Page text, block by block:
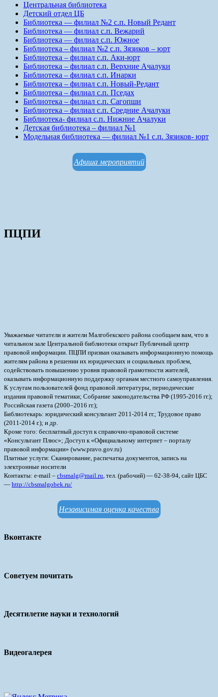
Центральная библиотека
Детский отдел ЦБ
Библиотека — филиал №2 с.п. Новый Редант
Библиотека — филиал с.п. Вежарий
Библиотека — филиал с.п. Южное
Библиотека – филиал №2 с.п. Зязиков – юрт
Библиотека – филиал с.п. Аки-юрт
Библиотека – филиал с.п. Верхние Ачалуки
Библиотека – филиал с.п. Инарки
Библиотека – филиал с.п. Новый-Редант
Библиотека – филиал с.п. Пседах
Библиотека – филиал с.п. Сагопши
Библиотека – филиал с.п. Средние Ачалуки
Библиотека- филиал с.п. Нижние Ачалуки
Детская библиотека – филиал №1
Модельная библиотека — филиал №1 с.п. Зязиков- юрт
Афиша мероприятий
ПЦПИ
Уважаемые читатели и жители Малгобекского района сообщаем вам, что в
читальном зале Центральной библиотеки открыт Публичный центр
правовой информации. ПЦПИ призван оказывать информационную помощь
жителям района в решении их юридических и социальных проблем,
содействовать повышению уровня правовой грамотности жителей,
оказывать информационную поддержку органам местного самоуправления.
К услугам пользователей фонд правовой литературы, периодические
издания правовой тематики; Собрание законодательства РФ (1995-2016 гг.);
Российская газета (2000–2016 гг.);
Библиотекарь: юридический консультант 2011-2014 гг.; Трудовое право
(2011-2014 г.); и др.
Кроме того: бесплатный доступ к справочно-правовой системе
«Консультант Плюс»; Доступ к «Официальному интернет – порталу
правовой информации» (www.pravo.gov.ru)
Платные услуги: Сканирование, распечатка документов, запись на
электронные носители
Контакты: e-mail – cbsmalg@mail.ru , тел. (рабочий) — 62-38-94, сайт ЦБС
— http://cbsmalgobek.ru/
Независимая оценка качества
Вконтакте
Советуем почитать
Десятилетие науки и технологий
Видеогалерея